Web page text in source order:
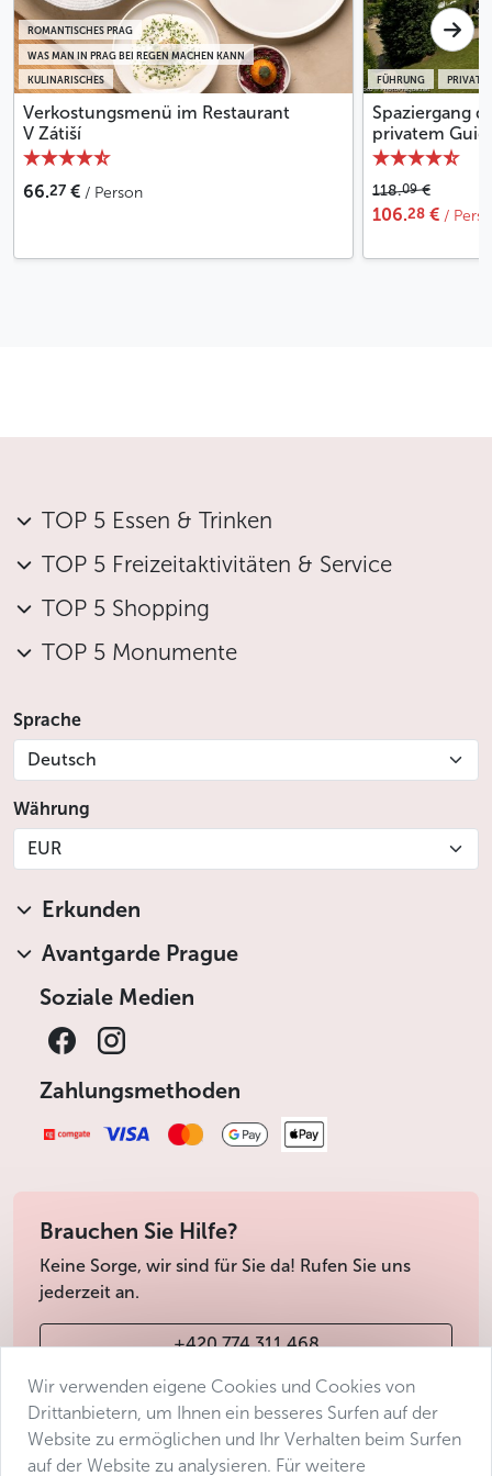
Weniger
KULINARISCHES
WAS MAN IN PRAG BEI REGEN MACHEN KANN
ROMANTISCHES PRAG
Verkostungsmenü im Restaurant
V Zátiší
66.27 € / Person
FÜHRUNG
Spaziergang
privatem
118.09€
106.28 € /
TOP 5 Essen & Trinken
TOP 5 Freizeitaktivitäten & Service
TOP 5 Shopping
TOP 5 Monumente
Sprache
Deutsch
Währung
EUR
Erkunden
Avantgarde Prague
Soziale Medien
Zahlungsmethoden
Brauchen Sie Hilfe?
Keine Sorge, wir sind für Sie da! Rufen Sie uns
jederzeit an.
+420 774 311 468
info@avantgarde-prague.cz
Wir verwenden eigene Cookies und Cookies von
Drittanbietern, um Ihnen ein besseres Surfen auf der
Website zu ermöglichen und Ihr Verhalten beim Surfen
auf der Website zu analysieren. Für weitere